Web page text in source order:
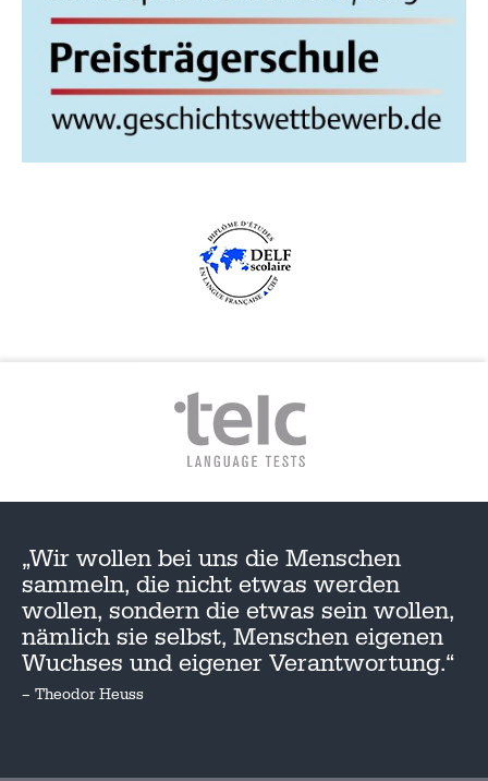
„Wir wollen bei uns die Menschen
sammeln, die nicht etwas werden
wollen, sondern die etwas sein wollen,
nämlich sie selbst, Menschen eigenen
Wuchses und eigener Verantwortung.“
– Theodor Heuss